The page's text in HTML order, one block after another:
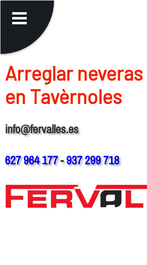
Arreglar
en Tavèrnoles
info@fervalles.es
627 964 177-937 299 718